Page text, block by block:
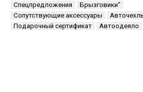
Спецпредложения
Брызговики"
Сопутствующие аксессуары
Подарочный сертификат
Автоодеяло